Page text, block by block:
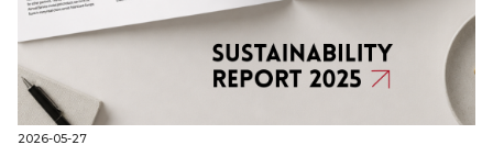
2026-05-27